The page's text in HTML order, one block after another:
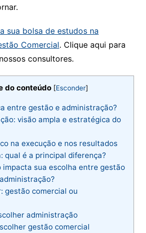
sua bolsa de estudos na
Comercial. Clique aqui para
consultores.
do conteúdo [Esconder]
entre gestão e administração?
visão ampla e estratégica do
na execução e nos resultados
qual é a principal diferença?
impacta sua escolha entre gestão
gestão comercial ou
administração
gestão comercial